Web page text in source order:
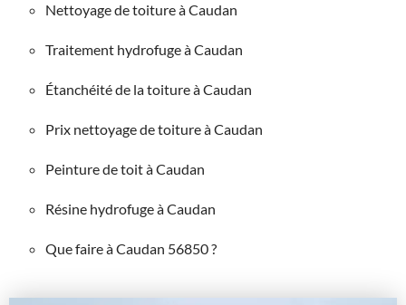
Nettoyage de toiture à Caudan
Traitement hydrofuge à Caudan
Étanchéité de la toiture à Caudan
Prix nettoyage de toiture à Caudan
Peinture de toit à Caudan
Résine hydrofuge à Caudan
Que faire à Caudan 56850 ?